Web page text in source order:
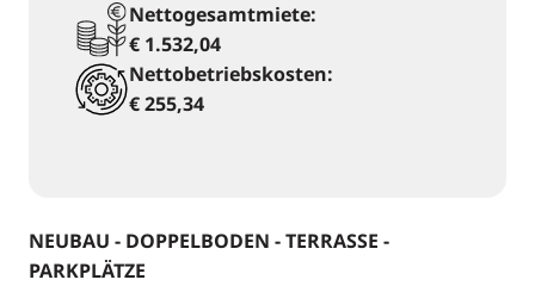
Nettogesamtmiete:
€ 1.532,04
Nettobetriebskosten:
€ 255,34
NEUBAU - DOPPELBODEN - TERRASSE -
PARKPLÄTZE